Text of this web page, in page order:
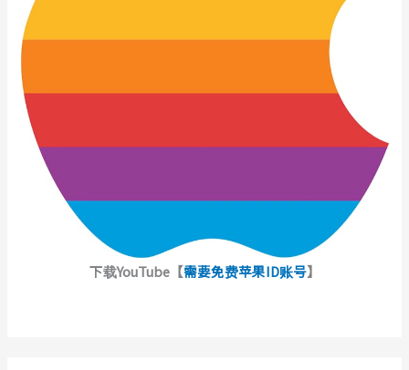
下载YouTube【需要免费苹果ID账号】